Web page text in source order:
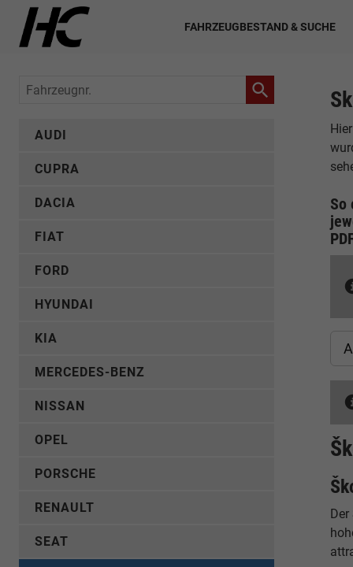
FAHRZEUGBESTAND & SUCHE
So
Fahrzeugnr.
AUDI
CUPRA
DACIA
FIAT
FORD
HYUNDAI
KIA
MERCEDES-BENZ
NISSAN
OPEL
PORSCHE
RENAULT
SEAT